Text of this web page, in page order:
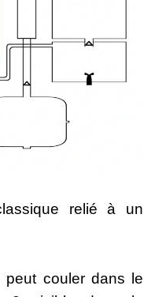
relié à un
couler dans le